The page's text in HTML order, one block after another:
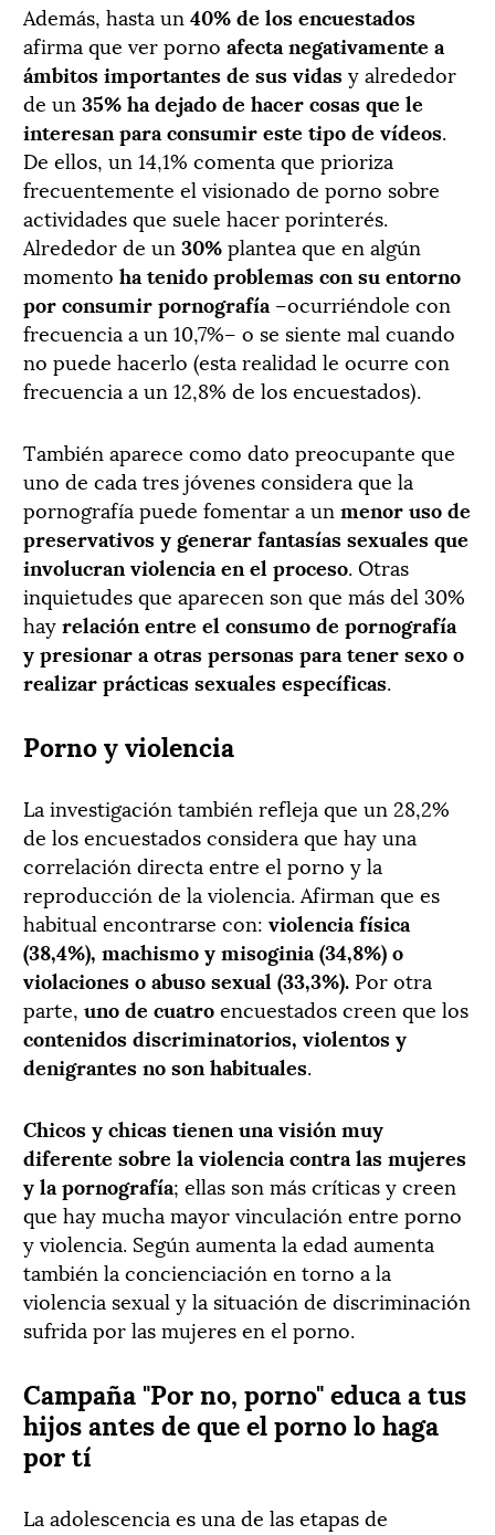
Además, hasta un 40% de los encuestados
afirma que ver porno afecta negativamente a
ámbitos importantes de sus vidasy alrededor
de un 35% ha dejado de hacer cosas que le
interesan para consumir este tipo de vídeos.
De ellos, un 14,1% comenta que prioriza
frecuentemente el visionado de porno sobre
actividades que suele hacer porinterés.
Alrededor de un 30%plantea que en algún
momento ha tenido problemas con su entorno
por consumir pornografía –ocurriéndole con
frecuencia a un 10,7%– o se siente mal cuando
no puede hacerlo (esta realidad le ocurre con
frecuencia a un 12,8% de los encuestados).
También aparece como dato preocupante que
uno de cada tres jóvenes considera que la
pornografía puede fomentar a un menor uso de
preservativos y generar fantasías sexuales que
involucran violencia en el proceso. Otras
inquietudes que aparecen son que más del 30%
hayrelación entre el consumo de pornografía
y presionar a otras personas para tener sexo o
realizar prácticas sexuales específicas.
Porno y violencia
La investigación también refleja que un 28,2%
de los encuestados considera que hay una
correlación directa entre el porno y la
reproducción de la violencia. Afirman que es
habitual encontrarse con: violencia física
(38,4%), machismo y misoginia (34,8%) o
violaciones o abuso sexual (33,3%). Por otra
parte, uno de cuatroencuestados creen que los
contenidos discriminatorios, violentos y
denigrantes no son habituales.
Chicos y chicas tienen una visión muy
diferente sobre la violencia contra las mujeres
y la pornografía; ellas son más críticas y creen
que hay mucha mayor vinculación entre porno
y violencia. Según aumenta la edad aumenta
también la concienciación en torno a la
violencia sexual y la situación de discriminación
sufrida por las mujeres en el porno.
Campaña "Por no, porno" educa a tus
hijos antes de que el porno lo haga
por tí
La adolescencia es una de las etapas de